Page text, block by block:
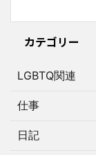
カテゴリー
LGBTQ関連
仕事
日記